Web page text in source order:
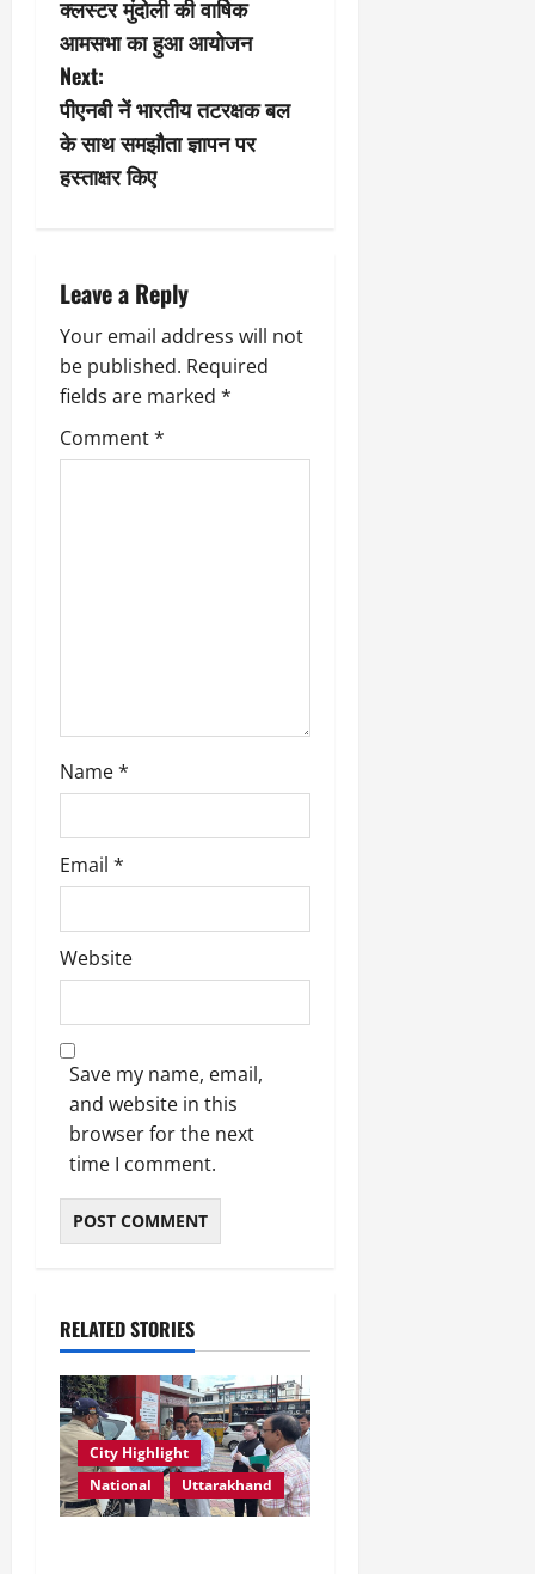
t
n
a
v
g
a
t
i
क्लस्टर मुंदोली की वार्षिक
आमसभा का हुआ आयोजन
Next:
पीएनबी नें भारतीय तटरक्षक बल
के साथ समझौता ज्ञापन पर
हस्ताक्षर किए
Leave a Reply
Your email address will not
be published. Required
fields are marked *
Comment*
Name*
Email *
Website
Save my name, email,
and website in this
browser for the next
time I comment.
RELATED STORIES
City Highlight
National
Uttarakhand